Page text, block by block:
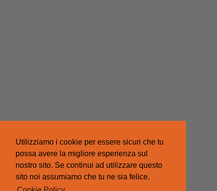
Utilizziamo i cookie per essere sicuri che tu
possa avere la migliore esperienza sul
nostro sito. Se continui ad utilizzare questo
sito noi assumiamo che tu ne sia felice.